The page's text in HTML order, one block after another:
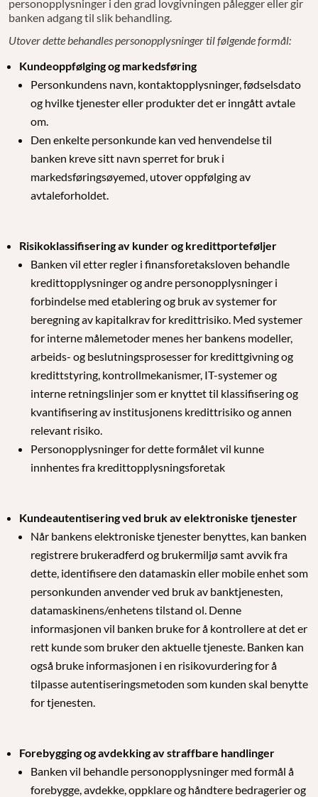
personopplysninger i den grad lovgivningen pålegger eller gir
banken adgang til slik behandling.
Utover dette behandles personopplysninger til følgende formål:
Kundeoppfølging og markedsføring
Personkundens navn, kontaktopplysninger, fødselsdato
og hvilke tjenester eller produkter det er inngått avtale
om.
Den enkelte personkunde kan ved henvendelse til
banken kreve sitt navn sperret for bruk i
markedsføringsøyemed, utover oppfølging av
avtaleforholdet.
Risikoklassifisering av kunder og kredittporteføljer
Banken vil etter regler i finansforetaksloven behandle
kredittopplysninger og andre personopplysninger i
forbindelse med etablering og bruk av systemer for
beregning av kapitalkrav for kredittrisiko. Med systemer
for interne målemetoder menes her bankens modeller,
arbeids- og beslutningsprosesser for kredittgivning og
kredittstyring, kontrollmekanismer, IT-systemer og
interne retningslinjer som er knyttet til klassifisering og
kvantifisering av institusjonens kredittrisiko og annen
relevant risiko.
Personopplysninger for dette formålet vil kunne
innhentes fra kredittopplysningsforetak
Kundeautentisering ved bruk av elektroniske tjenester
Når bankens elektroniske tjenester benyttes, kan banken
registrere brukeradferd og brukermiljø samt avvik fra
dette, identifisere den datamaskin eller mobile enhet som
personkunden anvender ved bruk av banktjenesten,
datamaskinens/enhetens tilstand ol. Denne
informasjonen vil banken bruke for å kontrollere at det er
rett kunde som bruker den aktuelle tjeneste. Banken kan
også bruke informasjonen i en risikovurdering for å
tilpasse autentiseringsmetoden som kunden skal benytte
for tjenesten.
Forebygging og avdekking av straffbare handlinger
Banken vil behandle personopplysninger med formål å
forebygge, avdekke, oppklare og håndtere bedragerier og